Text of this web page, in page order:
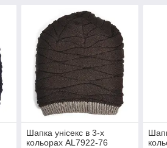
Шапка унісекс в 3-х
кольорах AL7922-76